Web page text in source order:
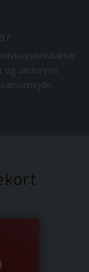
og undervist